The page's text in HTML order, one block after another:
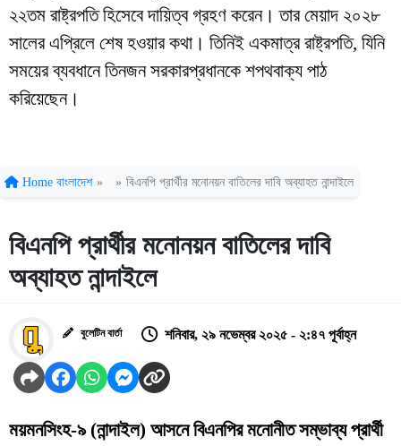
২২তম রাষ্ট্রপতি হিসেবে দায়িত্ব গ্রহণ করেন। তার মেয়াদ ২০২৮
সালের এপ্রিলে শেষ হওয়ার কথা। তিনিই একমাত্র রাষ্ট্রপতি, যিনি
সময়ের ব্যবধানে তিনজন সরকারপ্রধানকে শপথবাক্য পাঠ
করিয়েছেন।
Home বাংলাদেশ » » বিএনপি প্রার্থীর মনোনয়ন বাতিলের দাবি অব্যাহত নান্দাইলে
বিএনপি প্রার্থীর মনোনয়ন বাতিলের দাবি
অব্যাহত নান্দাইলে
বুলেটিন বার্তা শনিবার, ২৯ নভেম্বর ২০২৫ - ২:৪৭ পূর্বাহ্ন
ময়মনসিংহ-৯ (নান্দাইল) আসনে বিএনপির মনোনীত সম্ভাব্য প্রার্থী